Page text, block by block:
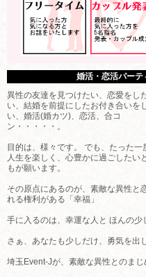
婚活・恋活パーテ
異性の友達を見つけたい、恋愛をし
い、結婚を前提にしたお付き合いを
い、婚活(婚カツ)、恋活、合コ
ン・・・・・。
目的は、様々です。 でも、たった一
人生を楽しく、心豊かに過ごしたい
もが願います。
その原点にあるのが、素敵な異性と
れる権利がある「幸福」
手に入るのは、幸運な人と ほんの少
さぁ、あなたも少しだけ、勇気を出
埼玉Event-Jが、素敵な異性とのまじ